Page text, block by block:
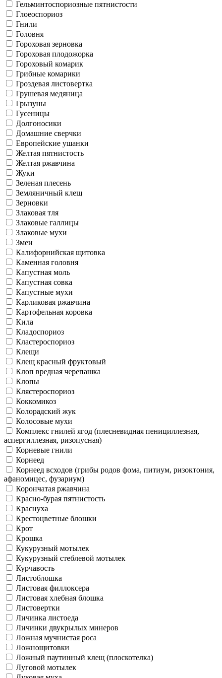
Гельминтоспориозные пятнистости
Глоеоспориоз
Гнили
Головня
Гороховая зерновка
Гороховая плодожорка
Гороховый комарик
Грибные комарики
Гроздевая листовертка
Грушевая медяница
Грызуны
Гусеницы
Долгоносики
Домашние сверчки
Европейские ушанки
Желтая пятнистость
Желтая ржавчина
Жуки
Зеленая плесень
Земляничный клещ
Зерновки
Злаковая тля
Злаковые галлицы
Злаковые мухи
Змеи
Калифорнийская щитовка
Каменная головня
Капустная моль
Капустная совка
Капустные мухи
Карликовая ржавчина
Картофельная коровка
Кила
Кладоспориоз
Кластероспориоз
Клещи
Клещ красный фруктовый
Клоп вредная черепашка
Клопы
Клястероспориоз
Коккомикоз
Колорадский жук
Колосовые мухи
Комплекс гнилей ягод (плесневидная пенициллезная,
аспергиллезная, ризопусная)
Корневые гнили
Корнеед
Корнеед всходов (грибы родов фома, питиум, ризоктония,
афаномицес, фузариум)
Корончатая ржавчина
Красно-бурая пятнистость
Краснуха
Крестоцветные блошки
Крот
Крошка
Кукурузный мотылек
Кукурузный стеблевой мотылек
Курчавость
Листоблошка
Листовая филлоксера
Листовая хлебная блошка
Листовертки
Личинка листоеда
Личинки двукрылых минеров
Ложная мучнистая роса
Ложнощитовки
Ложный паутинный клещ (плоскотелка)
Луговой мотылек